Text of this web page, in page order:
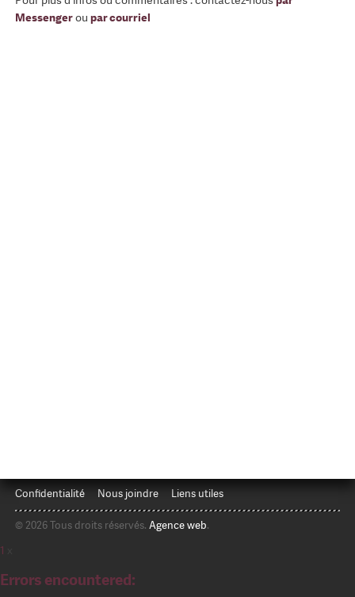
Messengerou par courriel
Confidentialité Nous joindre Liens utiles
© 2026 Tous droits réservés. Agence web.
1
Errors encountered: